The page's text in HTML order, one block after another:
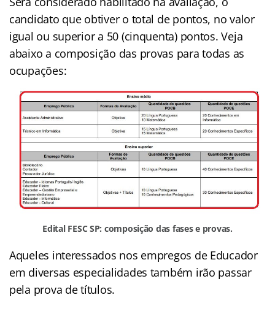
candidato que obtiver o total de pontos, no valor
igual ou superior a 50 (cinquenta) pontos. Veja
abaixo a composição das provas para todas as
ocupações:
Edital FESC SP: composição das fases e provas.
Aqueles interessados nos empregos de Educador
em diversas especialidades também irão passar
pela prova de títulos.